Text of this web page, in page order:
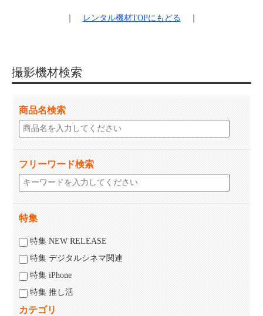
レンタル機材TOPにもどる
撮影機材検索
商品名検索
フリーワード検索
特集
特集 NEW RELEASE
特集 デジタルシネマ関連
特集 iPhone
特集 推し活
カテゴリ